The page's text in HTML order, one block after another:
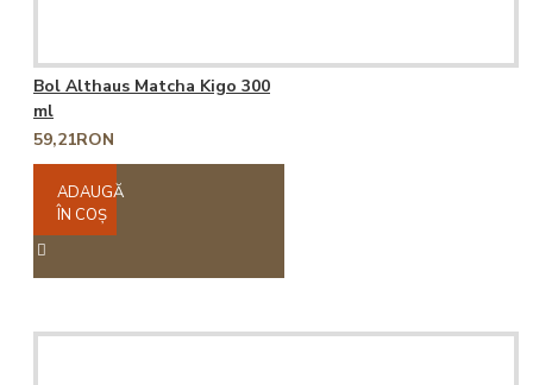
Bol Althaus Matcha Kigo 300
ml
59,21RON
ADAUGĂ
ÎN COŞ